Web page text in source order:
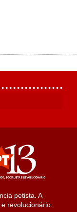
petista. A
revolucionário.